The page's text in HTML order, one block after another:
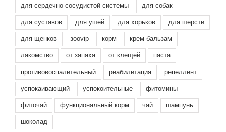
для сердечно-сосудистой системы для собак
для суставов для ушей для хорьков для шерсти
для щенков зооvip корм крем-бальзам
лакомство от запаха от клещей паста
противовоспалительный реабилитация репеллент
успокаивающий успокоительные фитомины
фиточай функциональный корм чай шампунь
шоколад